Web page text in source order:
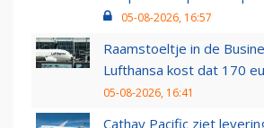
05-08-2026, 16:57
Raamstoeltje in de
Lufthansa kost dat 170
05-08-2026, 16:41
Cathay Pacific ziet